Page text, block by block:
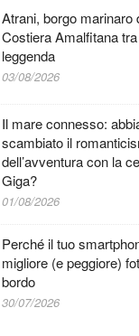
Atrani, borgo marinaro
Costiera Amalfitana
leggenda
03/08/2026
Il mare connesso:
scambiato il
dell’avventura con la
Giga?
01/08/2026
Perché il tuo
migliore (e peggiore)
bordo
30/07/2026